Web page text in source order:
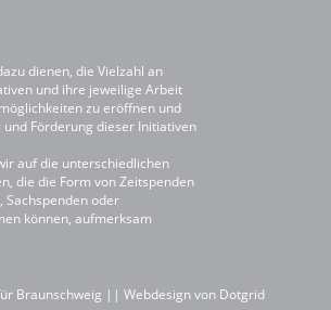
dienen, die Vielzahl an
und ihre jeweilige Arbeit
zu eröffnen und
Förderung dieser Initiativen
auf die unterschiedlichen
die die Form von Zeitspenden
oder
können, aufmerksam
Braunschweig || Webdesign von Dotgrid